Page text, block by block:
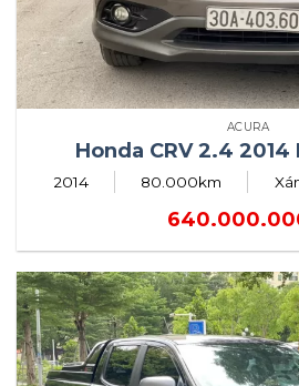
ACURA
Honda CRV 2.4 2014
2014 80.000km